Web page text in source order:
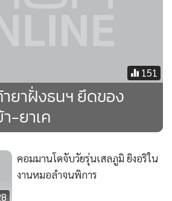
151
ยาฝั่งธนฯ ยึดของ
-ยาเค
คอมมานโดจับวัยรุ่นเสลภูมิ ยิงอริใน
งานหมอลำจนพิการ